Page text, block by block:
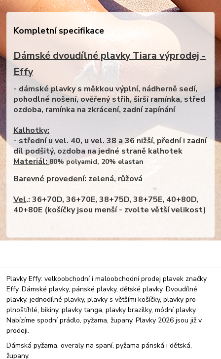
Kompletní specifikace
Dámské dvoudílné plavky Tiara výprodej -
Effy
- dámské plavky s měkkou výplní, nádherně sedí,
pohodlné nošení, ověřený střih, širší ramínka, střed
ozdoba, ramínka na zkrácení, zadní zapínání
Kalhotky:
- střední u vel. 40, u vel. 38 a 36 nižší, přední i zadní
díl podšitý, ozdoba na jedné straně kalhotek
Materiál: 80% polyamid, 20% elastan
Barevné provedení: zelená, růžová
Vel.: 36+70D, 36+70E, 38+75D, 38+75E, 40+80D,
40+80E (košíčky jsou menší - zvolte větší velikost)
Plavky Effy: velkoobchodní i maloobchodní prodej plavek značky
Effy. Dámské plavky, pánské plavky, dětské plavky. Dvoudílné
plavky, jednodílné plavky, plavky s většími košíčky, plavky pro
plnoštíhlé, bikiny, plavky tanga, plavky brazilky, módní plavky.
Nabízíme spodní prádlo, pyžama, župany. Plavky 2026 jsou již v
prodeji.
Dámská pyžama, overaly na spaní, pyžama pánská i dětská,
župany.